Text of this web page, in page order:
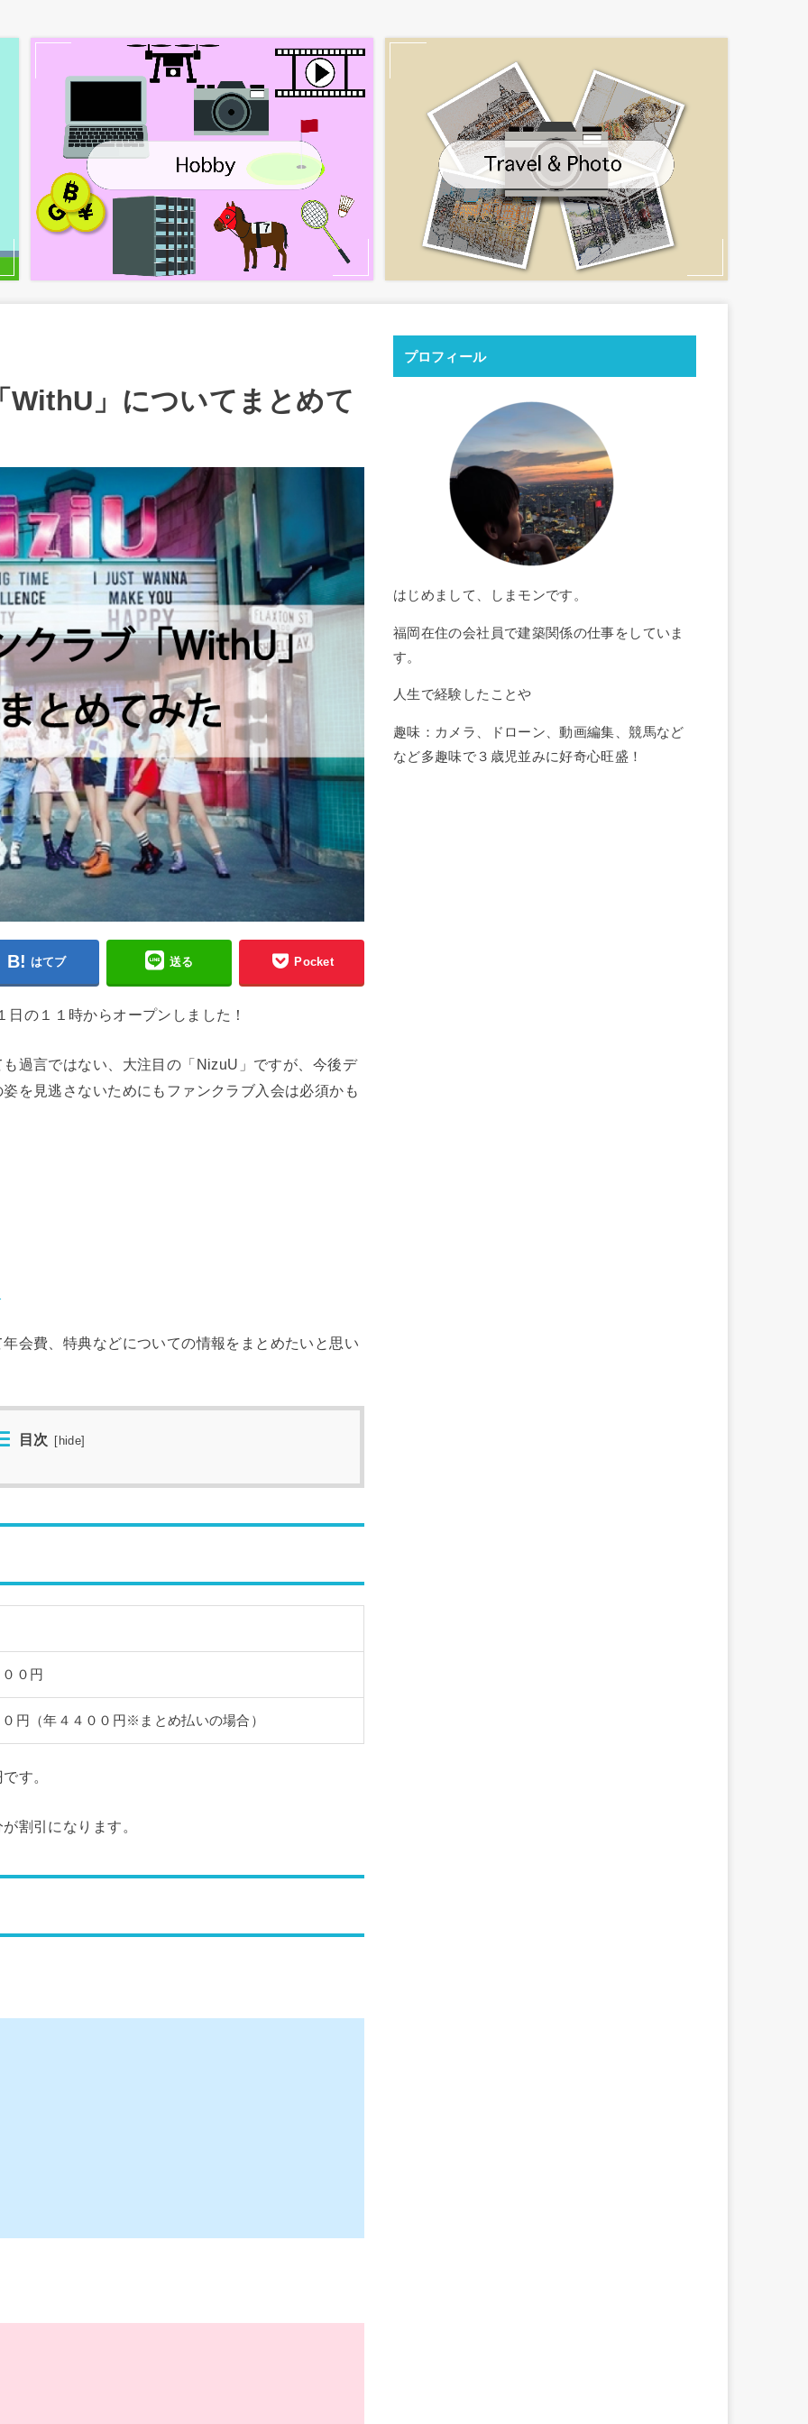
」についてまとめて
はてブ 送る Pocket
の１１時からオープンしました！
過言ではない、大注目の「NizuU」ですが、今後デ
を見逃さないためにもファンクラブ入会は必須かも
会費、特典などについての情報をまとめたいと思い
目次 hide
０円
円（年４４００円※まとめ払いの場合）
す。
割引になります。
プロフィール
はじめまして、しまモンです。
福岡在住の会社員で建築関係の仕事をしていま
す。
人生で経験したことや
趣味：カメラ、ドローン、動画編集、競馬など
など多趣味で３歳児並みに好奇心旺盛！